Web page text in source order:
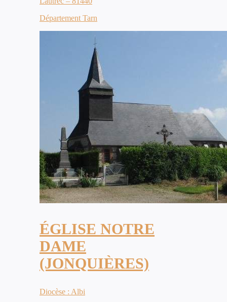
Département Tarn
ÉGLISE NOTRE
DAME
(JONQUIÈRES)
Diocèse : Albi